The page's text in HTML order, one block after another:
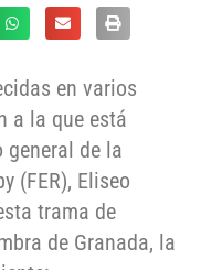
en varios
a la que está
general de la
(FER), Eliseo
trama de
de Granada, la